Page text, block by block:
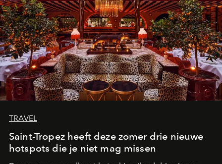
TRAVEL
Saint-Tropez heeft deze zomer drie nieuwe
hotspots die je niet mag missen